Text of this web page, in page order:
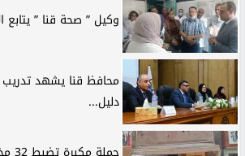
وكيل ” صحة قنا ” يتابع
محافظ قنا يشهد
دليل...